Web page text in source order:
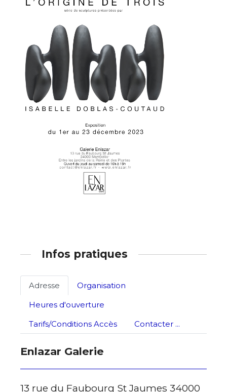
Nom
Prénom
Statut / Organisation
termes et conditions
* Champ obligatoire
Adresse email*
Statut / Organisation
Infos pratiques
Adresse
Organisation
Heures d'ouverture
Tarifs/Conditions Accès
Contacter ...
Enlazar Galerie
13 rue du Faubourg St Jaumes 34000